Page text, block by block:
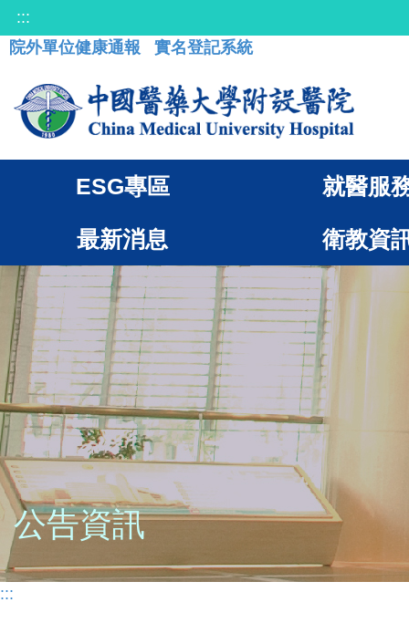
:::
院外單位健康通報
實名登記系統
ESG專區 就醫服
最新消息 衛教資
公告資訊
:::